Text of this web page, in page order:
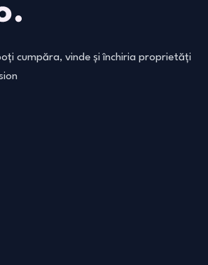
cumpăra, vinde și închiria proprietăți